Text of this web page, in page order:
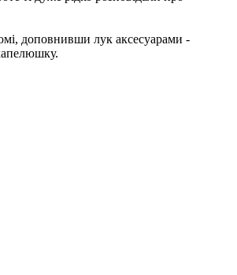
доповнивши лук аксесуарами -